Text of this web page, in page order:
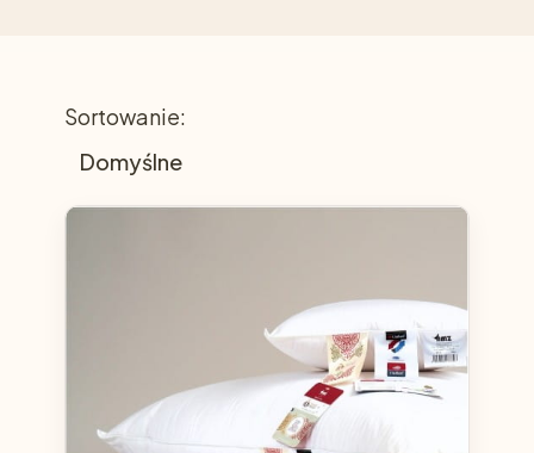
Lista produktów
Sortowanie:
Domyślne